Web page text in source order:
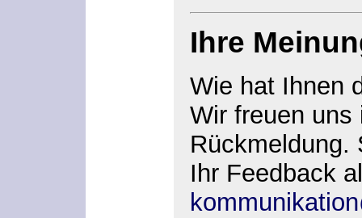
Ihre
Wie hat Ihnen
Wir freuen uns
Rückmeldung.
Ihr Feedback